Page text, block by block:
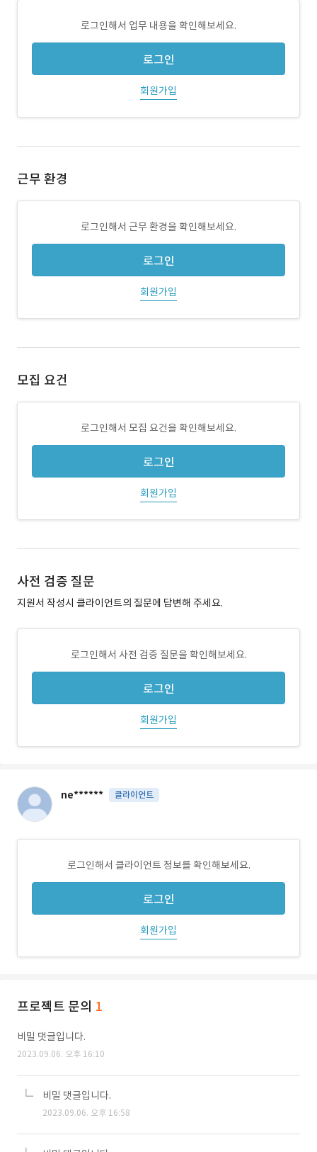
로그인해서 업무 내용을 확인해보세요.
로그인
회원가입
근무 환경
로그인해서 근무 환경을 확인해보세요.
로그인
회원가입
모집 요건
로그인해서 모집 요건을 확인해보세요.
로그인
회원가입
사전 검증 질문
지원서 작성시 클라이언트의 질문에 답변해 주세요.
로그인해서 사전 검증 질문을 확인해보세요.
로그인
회원가입
ne****** 클라이언트
로그인해서 클라이언트 정보를 확인해보세요.
로그인
회원가입
프로젝트 문의 1
비밀 댓글입니다.
2023.09.06. 오후 16:10
비밀 댓글입니다.
2023.09.06. 오후 16:58